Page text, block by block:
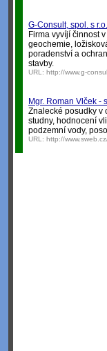
G-Consult, spol. s r.o.
Firma vyvíjí činnost
geochemie,
poradenství a
stavby.
URL: http://www.g-
Mgr. Roman Vlček
Znalecké posudky v
studny, hodnocení
podzemní vody,
URL: http://